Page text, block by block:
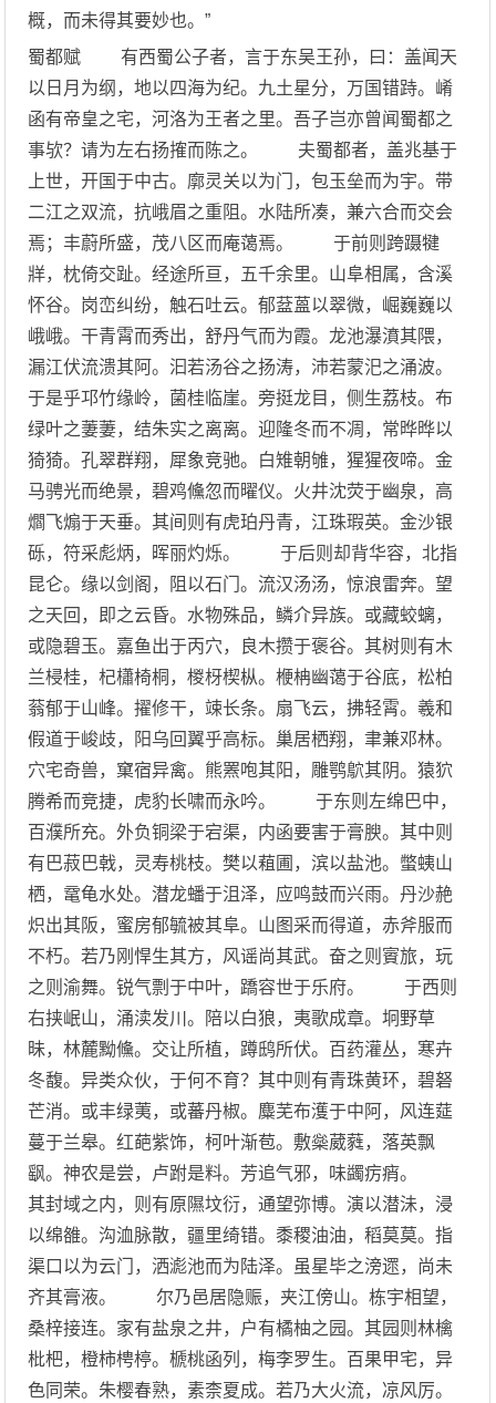
概，而未得其要妙也。”
蜀都赋 有西蜀公子者，言于东吴王孙，曰：盖闻天
以日月为纲，地以四海为纪。九土星分，万国错跱。崤
函有帝皇之宅，河洛为王者之里。吾子岂亦曾闻蜀都之
事欤？请为左右扬搉而陈之。 夫蜀都者，盖兆基于
上世，开国于中古。廓灵关以为门，包玉垒而为宇。带
二江之双流，抗峨眉之重阻。水陆所凑，兼六合而交会
焉；丰蔚所盛，茂八区而庵蔼焉。 于前则跨蹑犍
牂，枕倚交趾。经途所亘，五千余里。山阜相属，含溪
怀谷。岗峦纠纷，触石吐云。郁葐蒕以翠微，崛巍巍以
峨峨。干青霄而秀出，舒丹气而为霞。龙池瀑濆其隈，
漏江伏流溃其阿。汩若汤谷之扬涛，沛若蒙汜之涌波。
于是乎邛竹缘岭，菌桂临崖。旁挺龙目，侧生荔枝。布
绿叶之萋萋，结朱实之离离。迎隆冬而不凋，常晔晔以
猗猗。孔翠群翔，犀象竞驰。白雉朝雊，猩猩夜啼。金
马骋光而绝景，碧鸡儵忽而曜仪。火井沈荧于幽泉，高
爓飞煽于天垂。其间则有虎珀丹青，江珠瑕英。金沙银
砾，符采彪炳，晖丽灼烁。 于后则却背华容，北指
昆仑。缘以剑阁，阻以石门。流汉汤汤，惊浪雷奔。望
之天回，即之云昏。水物殊品，鳞介异族。或藏蛟螭，
或隐碧玉。嘉鱼出于丙穴，良木攒于褒谷。其树则有木
兰梫桂，杞櫹椅桐，椶枒楔枞。楩柟幽蔼于谷底，松柏
蓊郁于山峰。擢修干，竦长条。扇飞云，拂轻霄。羲和
假道于峻歧，阳乌回翼乎高标。巢居栖翔，聿兼邓林。
穴宅奇兽，窠宿异禽。熊罴咆其阳，雕鹗鴥其阴。猿狖
腾希而竞捷，虎豹长啸而永吟。 于东则左绵巴中，
百濮所充。外负铜梁于宕渠，内函要害于膏腴。其中则
有巴菽巴戟，灵寿桃枝。樊以蒩圃，滨以盐池。蟞蛦山
栖，鼋龟水处。潜龙蟠于沮泽，应鸣鼓而兴雨。丹沙赩
炽出其阪，蜜房郁毓被其阜。山图采而得道，赤斧服而
不朽。若乃刚悍生其方，风谣尚其武。奋之则賨旅，玩
之则渝舞。锐气剽于中叶，蹻容世于乐府。 于西则
右挟岷山，涌渎发川。陪以白狼，夷歌成章。坰野草
昧，林麓黝儵。交让所植，蹲鸱所伏。百药灌丛，寒卉
冬馥。异类众伙，于何不育？其中则有青珠黄环，碧砮
芒消。或丰绿荑，或蕃丹椒。麋芜布濩于中阿，风连莚
蔓于兰皋。红葩紫饰，柯叶渐苞。敷橤葳蕤，落英飘
飖。神农是尝，卢跗是料。芳追气邪，味蠲疠痟。
其封域之内，则有原隰坟衍，通望弥博。演以潜沬，浸
以绵雒。沟洫脉散，疆里绮错。黍稷油油，稻莫莫。指
渠口以为云门，洒滮池而为陆泽。虽星毕之滂遝，尚未
齐其膏液。 尔乃邑居隐赈，夹江傍山。栋宇相望，
桑梓接连。家有盐泉之井，户有橘柚之园。其园则林檎
枇杷，橙柿梬楟。榹桃函列，梅李罗生。百果甲宅，异
色同荣。朱樱春熟，素柰夏成。若乃大火流，凉风厉。